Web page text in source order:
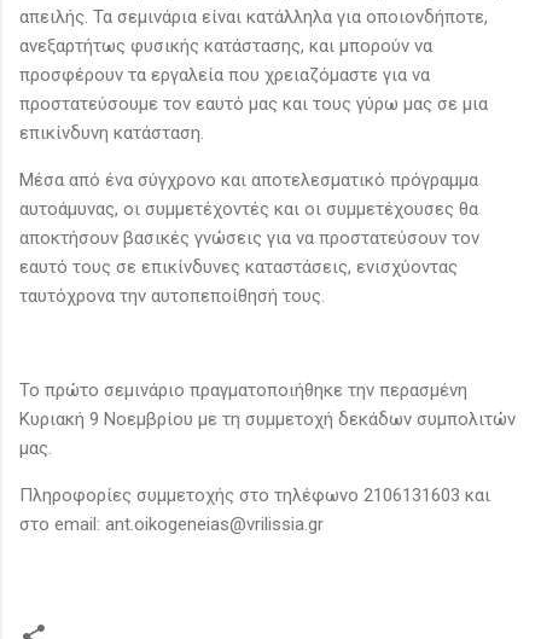
απειλής. Τα σεμινάρια είναι κατάλληλα για οποιονδήποτε,
ανεξαρτήτως φυσικής κατάστασης, και μπορούν να
προσφέρουν τα εργαλεία που χρειαζόμαστε για να
προστατεύσουμε τον εαυτό μας και τους γύρω μας σε μια
επικίνδυνη κατάσταση.
Μέσα από ένα σύγχρονο και αποτελεσματικό πρόγραμμα
αυτοάμυνας, οι συμμετέχοντές και οι συμμετέχουσες θα
αποκτήσουν βασικές γνώσεις για να προστατεύσουν τον
εαυτό τους σε επικίνδυνες καταστάσεις, ενισχύοντας
ταυτόχρονα την αυτοπεποίθησή τους.
Το πρώτο σεμινάριο πραγματοποιήθηκε την περασμένη
Κυριακή 9 Νοεμβρίου με τη συμμετοχή δεκάδων συμπολιτών
μας.
Πληροφορίες συμμετοχής στο τηλέφωνο 2106131603 και
στο email: ant.oikogeneias@vrilissia.gr